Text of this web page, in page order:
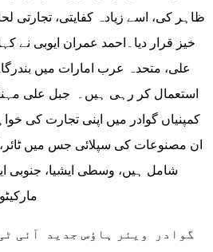
ظاہر کی، اسے زیادہ کفایتی، تجارتی
خیز قرار دیا۔احمد عمران ایوبی نے
علی، متحدہ عرب امارات میں
استعمال کر رہی ہیں۔ جبل علی
کمپنیاں گوادر میں اپنی تجارت کی
ان مصنوعات کی سپلائی جس میں ٹائر،
شامل ہیں، وسطی ایشیا،
گوادر ویئر ہاؤس جدید آئی